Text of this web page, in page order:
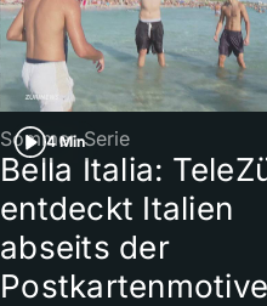
4 Min
Sommer-Serie
Bella Italia:
entdeckt Italien
abseits der
Postkartenmotive